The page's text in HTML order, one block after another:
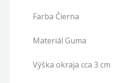
Farba Čierna
Materiál Guma
Výška okraja cca 3 cm